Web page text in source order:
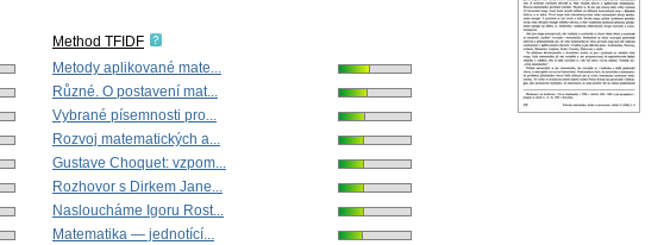
Method TFIDF
Metody aplikované mate...
Různé. O postavení mat...
Vybrané písemnosti pro...
Rozvoj matematických a...
Gustave Choquet: vzpom...
Rozhovor s Dirkem Jane...
Nasloucháme Igoru Rost...
Matematika — jednotící...